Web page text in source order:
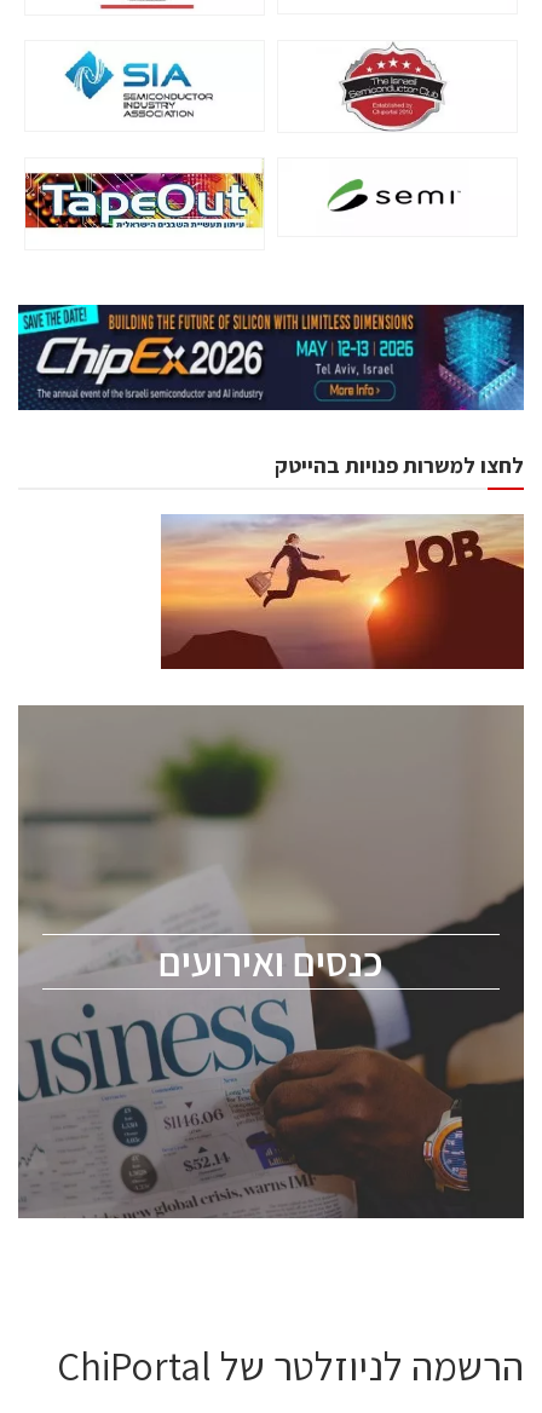
לחצו למשרות פנויות בהייטק
כנסים ואירועים
כנסים ואירועים
לכל העוסקים בתעשיית הסמיקונדקטור כולל מהנדסים,
מומחים מקצועיים ובכירים.
ChipEx2026 will be held on May 12-13, 2026. The
conference is intended for everyone involved in the
semiconductor industry, including engineers,
professional experts, and senior executives.
לחץ לפרטים
הרשמה לניוזלטר של ChiPortal